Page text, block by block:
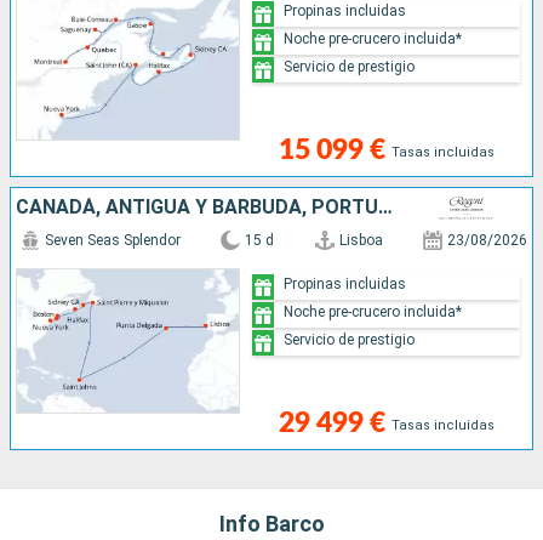
15 099 € Tasas incluidas
Propinas incluidas
Noche pre-crucero incluida*
Servicio de prestigio
CANADÁ, ANTIGUA Y BARBUDA, PORTUGAL, ESTADOS UNIDOS
Seven Seas Splendor 15 d Lisboa 23/08/2026
29 499 € Tasas incluidas
Propinas incluidas
Noche pre-crucero incluida*
Servicio de prestigio
Info Barco